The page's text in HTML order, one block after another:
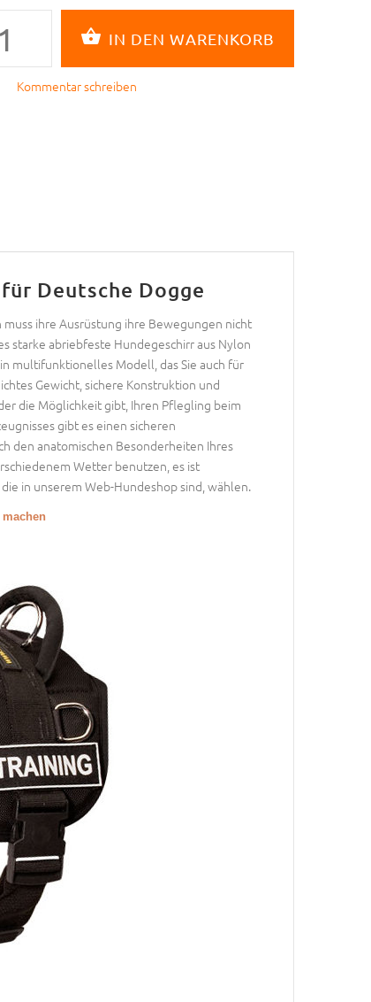
Kommentar schreiben
Deutsche Dogge
ihre Ausrüstung ihre Bewegungen nicht
starke abriebfeste Hundegeschirr aus Nylon
multifunktionelles Modell, das Sie auch für
Gewicht, sichere Konstruktion und
die Möglichkeit gibt, Ihren Pflegling beim
gibt es einen sicheren
den anatomischen Besonderheiten Ihres
Wetter benutzen, es ist
in unserem Web-Hundeshop sind, wählen.